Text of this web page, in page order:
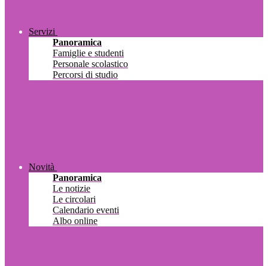
Servizi
Panoramica
Famiglie e studenti
Personale scolastico
Percorsi di studio
Novità
Panoramica
Le notizie
Le circolari
Calendario eventi
Albo online